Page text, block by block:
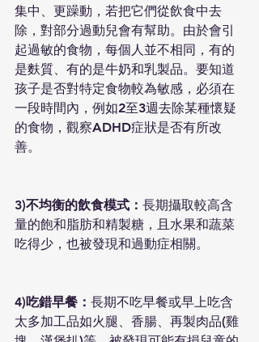
集中、更躁動，若把它們從飲食中去
除，對部分過動兒會有幫助。由於會引
起過敏的食物，每個人並不相同，有的
是麩質、有的是牛奶和乳製品。要知道
孩子是否對特定食物較為敏感，必須在
一段時間內，例如2至3週去除某種懷疑
的食物，觀察ADHD症狀是否有所改
善。
3)不均衡的飲食模式： 長期攝取較高含
量的飽和脂肪和精製糖，且水果和蔬菜
吃得少，也被發現和過動症相關。
4)吃錯早餐： 長期不吃早餐或早上吃含
太多加工品如火腿、香腸、再製肉品(雞